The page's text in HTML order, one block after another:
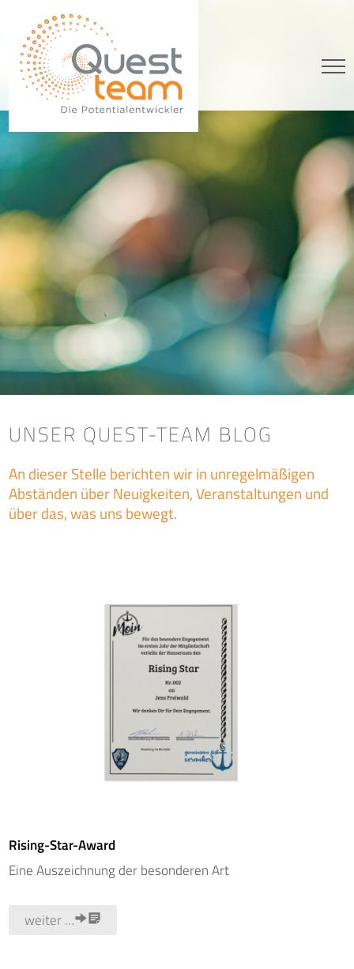
UNSER QUEST-TEAM BLOG
An dieser Stelle berichten wir in unregelmäßigen
Abständen über Neuigkeiten, Veranstaltungen und
über das, was uns bewegt.
Rising-Star-Award
Eine Auszeichnung der besonderen Art
weiter …